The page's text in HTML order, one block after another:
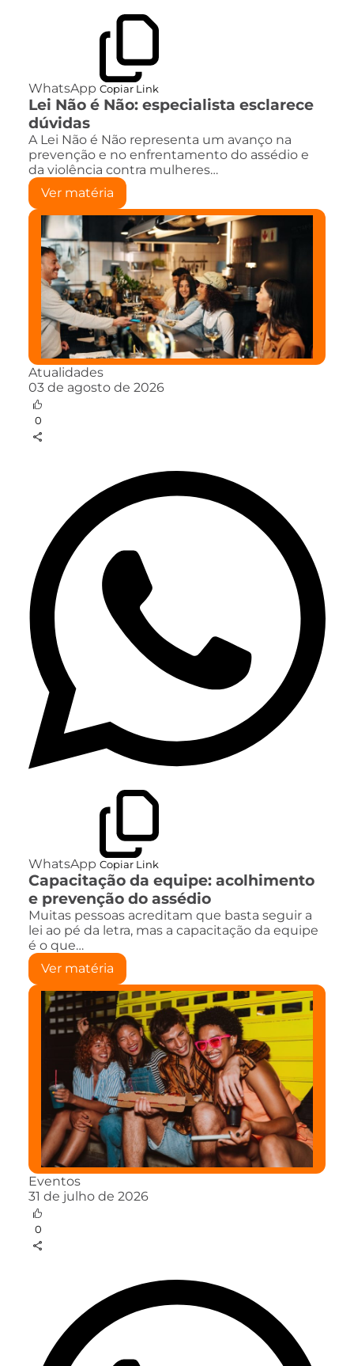
WhatsApp Copiar Link
Lei Não é Não: especialista esclarece
dúvidas
A Lei Não é Não representa um avanço na
prevenção e no enfrentamento do assédio e
da violência contra mulheres…
Ver matéria
Atualidades
03 de agosto de 2026
0
WhatsApp Copiar Link
Capacitação da equipe: acolhimento
e prevenção do assédio
Muitas pessoas acreditam que basta seguir a
lei ao pé da letra, mas a capacitação da equipe
é o que…
Ver matéria
Eventos
31 de julho de 2026
0